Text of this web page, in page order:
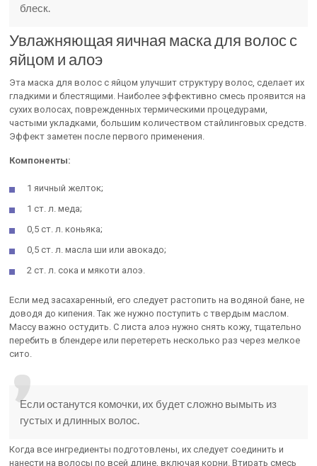
блеск.
Увлажняющая яичная маска для волос с
яйцом и алоэ
Эта маска для волос с яйцом улучшит структуру волос, сделает их
гладкими и блестящими. Наиболее эффективно смесь проявится на
сухих волосах, поврежденных термическими процедурами,
частыми укладками, большим количеством стайлинговых средств.
Эффект заметен после первого применения.
Компоненты:
1 яичный желток;
1 ст. л. меда;
0,5 ст. л. коньяка;
0,5 ст. л. масла ши или авокадо;
2 ст. л. сока и мякоти алоэ.
Если мед засахаренный, его следует растопить на водяной бане, не
доводя до кипения. Так же нужно поступить с твердым маслом.
Массу важно остудить. С листа алоэ нужно снять кожу, тщательно
перебить в блендере или перетереть несколько раз через мелкое
сито.
Если останутся комочки, их будет сложно вымыть из
густых и длинных волос.
Когда все ингредиенты подготовлены, их следует соединить и
нанести на волосы по всей длине, включая корни. Втирать смесь